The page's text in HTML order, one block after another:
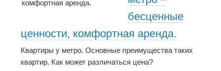
бесценные
ценности, комфортная аренда.
Квартиры у метро. Основные преимущества таких
квартир. Как может различаться цена?